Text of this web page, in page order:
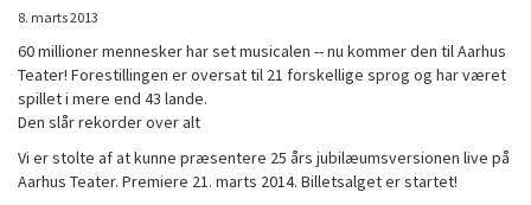
8. marts 2013
60 millioner mennesker har set musicalen -- nu kommer den til Aarhus
Teater! Forestillingen er oversat til 21 forskellige sprog og har været
spillet i mere end 43 lande.
Den slår rekorder over alt
Vi er stolte af at kunne præsentere 25 års jubilæumsversionen live på
Aarhus Teater. Premiere 21. marts 2014. Billetsalget er startet!